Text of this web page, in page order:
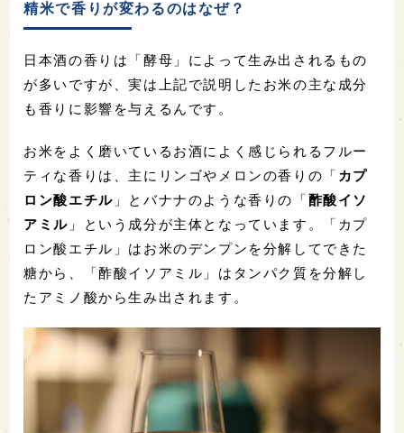
精米で香りが変わるのはなぜ？
日本酒の香りは「酵母」によって生み出されるもの
が多いですが、実は上記で説明したお米の主な成分
も香りに影響を与えるんです。
お米をよく磨いているお酒によく感じられるフルー
ティな香りは、主にリンゴやメロンの香りの「 カプ
ロン酸エチル 」とバナナのような香りの「酢酸イソ
アミル 」という成分が主体となっています。「カプ
ロン酸エチル」はお米のデンプンを分解してできた
糖から、「酢酸イソアミル」はタンパク質を分解し
たアミノ酸から生み出されます。